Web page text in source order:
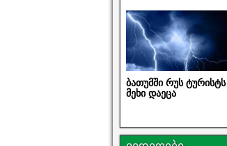
ბათუმში რუს ტურისტს
მეხი დაეცა